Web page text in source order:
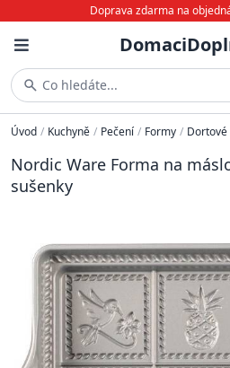
Doprava zdarma na
Co hledáte...
Úvod / Kuchyně / Pečení / Formy / Dortové
Nordic Ware Forma na
sušenky